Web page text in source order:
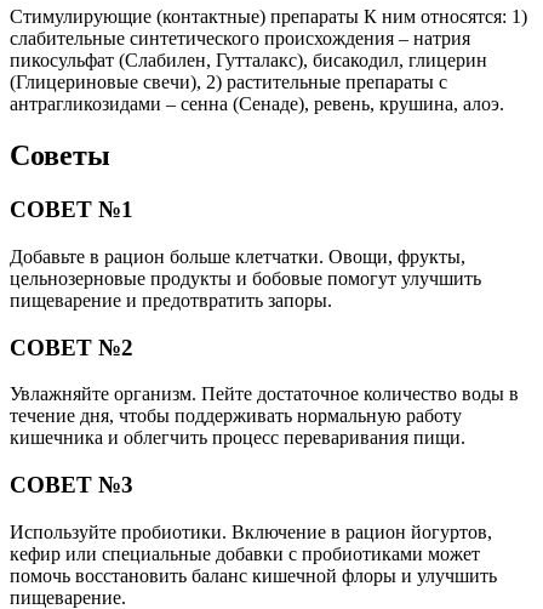
Стимулирующие (контактные) препараты К ним относятся: 1)
слабительные синтетического происхождения – натрия
пикосульфат (Слабилен, Гутталакс), бисакодил, глицерин
(Глицериновые свечи), 2) растительные препараты с
антрагликозидами – сенна (Сенаде), ревень, крушина, алоэ.
Советы
СОВЕТ №1
Добавьте в рацион больше клетчатки. Овощи, фрукты,
цельнозерновые продукты и бобовые помогут улучшить
пищеварение и предотвратить запоры.
СОВЕТ №2
Увлажняйте организм. Пейте достаточное количество воды в
течение дня, чтобы поддерживать нормальную работу
кишечника и облегчить процесс переваривания пищи.
СОВЕТ №3
Используйте пробиотики. Включение в рацион йогуртов,
кефир или специальные добавки с пробиотиками может
помочь восстановить баланс кишечной флоры и улучшить
пищеварение.